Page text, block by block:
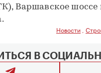
Варшавское шоссе
Новости
В